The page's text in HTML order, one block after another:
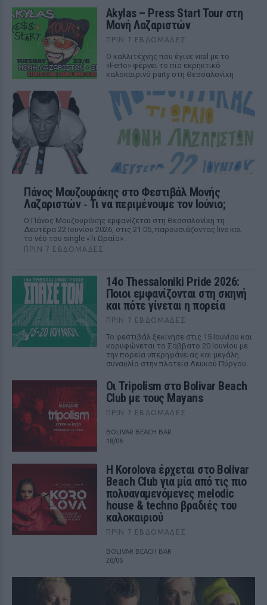
Akylas – Press Start Tour στη
Μονή Λαζαριστών
ΠΡΙΝ 7 ΕΒΔΟΜΆΔΕΣ
Ο καλλιτέχνης που έγινε viral με το
«Ferto» φέρνει το πιο εκρηκτικό
καλοκαιρινό party στη Θεσσαλονίκη
Πάνος Μουζουράκης στο Φεστιβάλ Μονής
Λαζαριστών ‑ Τι να περιμένουμε τον Ιούνιο;
Ο Πάνος Μουζουράκης εμφανίζεται στη Θεσσαλονίκη τη
Δευτέρα 22 Ιουνίου 2026, στις 21:05, παρουσιάζοντας live και
το νέο του single «Τι Ωραίο».
ΠΡΙΝ 7 ΕΒΔΟΜΆΔΕΣ
14ο Thessaloniki Pride 2026:
Ποιοι εμφανίζονται στη σκηνή
και πότε γίνεται η πορεία
ΠΡΙΝ 7 ΕΒΔΟΜΆΔΕΣ
Το φεστιβάλ ξεκίνησε στις 15 Ιουνίου και
κορυφώνεται το Σάββατο 20 Ιουνίου με
την πορεία υπερηφάνειας και μεγάλη
συναυλία στην πλατεία Λευκού Πύργου.
Οι Tripolism στο Bolivar Beach
Club με τους Mayans
ΠΡΙΝ 7 ΕΒΔΟΜΆΔΕΣ
BOLIVAR BEACH BAR
18/06
Η Korolova έρχεται στο Bolivar
Beach Club για μία από τις πιο
πολυαναμενόμενες melodic
house & techno βραδιές του
καλοκαιριού
ΠΡΙΝ 7 ΕΒΔΟΜΆΔΕΣ
BOLIVAR BEACH BAR
20/06